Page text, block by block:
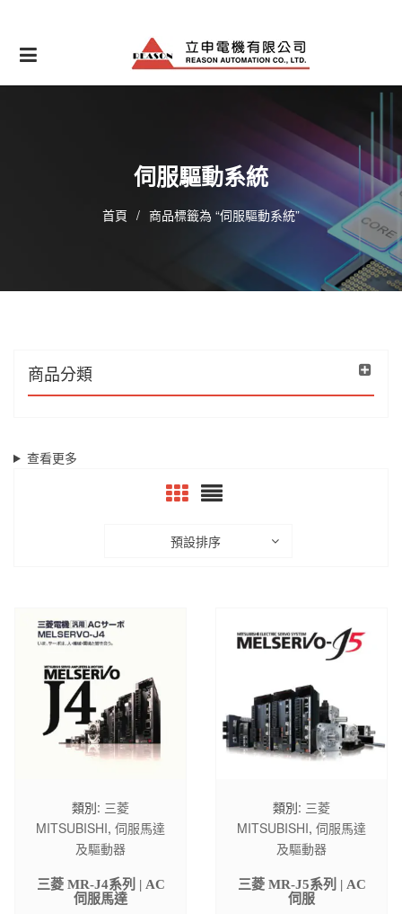
content
伺服驅動系統
首頁 / 商品標籤為 “伺服驅動系統”
商品分類
查看更多
預設排序
類別: 三菱
MITSUBISHI, 伺服馬達
及驅動器
三菱 MR-J4系列 | AC
伺服馬達
類別: 三菱
MITSUBISHI, 伺服馬達
及驅動器
三菱 MR-J5系列 | AC
伺服